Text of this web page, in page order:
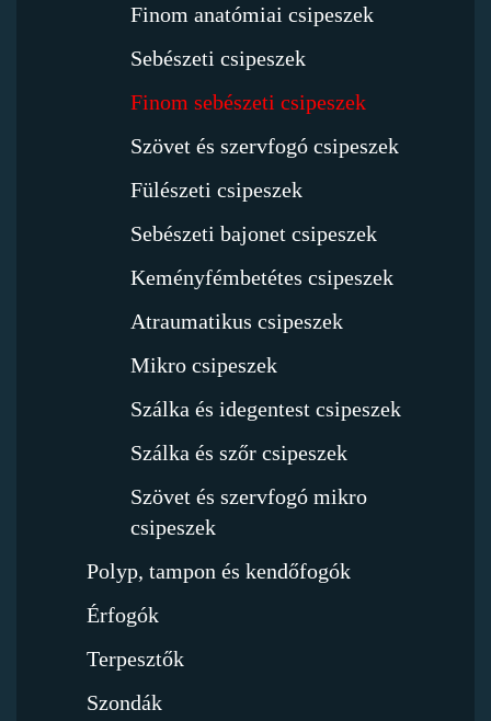
Finom anatómiai csipeszek
Sebészeti csipeszek
Finom sebészeti csipeszek
Szövet és szervfogó csipeszek
Fülészeti csipeszek
Sebészeti bajonet csipeszek
Keményfémbetétes csipeszek
Atraumatikus csipeszek
Mikro csipeszek
Szálka és idegentest csipeszek
Szálka és szőr csipeszek
Szövet és szervfogó mikro
csipeszek
Polyp, tampon és kendőfogók
Érfogók
Terpesztők
Szondák